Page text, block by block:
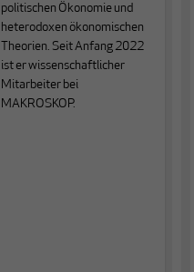
politischen Ökonomie und
heterodoxen ökonomischen
Theorien. Seit Anfang 2022
ist er wissenschaftlicher
Mitarbeiter bei
MAKROSKOP.